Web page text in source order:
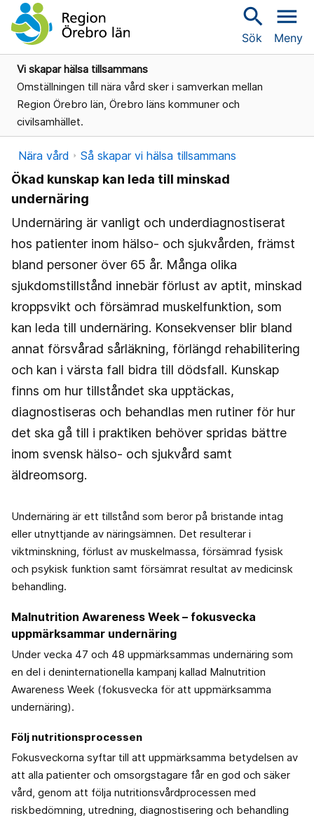
search
Sök
menu
Meny
Vi skapar hälsa tillsammans
Omställningen till nära vård sker i samverkan mellan
Region Örebro län, Örebro läns kommuner och
civilsamhället.
Nära vård Så skapar vi hälsa tillsammans
Ökad kunskap kan leda till minskad
undernäring
Undernäring är vanligt och underdiagnostiserat
hos patienter inom hälso- och sjukvården, främst
bland personer över 65 år. Många olika
sjukdomstillstånd innebär förlust av aptit, minskad
kroppsvikt och försämrad muskelfunktion, som
kan leda till undernäring. Konsekvenser blir bland
annat försvårad sårläkning, förlängd rehabilitering
och kan i värsta fall bidra till dödsfall. Kunskap
finns om hur tillståndet ska upptäckas,
diagnostiseras och behandlas men rutiner för hur
det ska gå till i praktiken behöver spridas bättre
inom svensk hälso- och sjukvård samt
äldreomsorg.
Undernäring är ett tillstånd som beror på bristande intag
eller utnyttjande av näringsämnen. Det resulterar i
viktminskning, förlust av muskelmassa, försämrad fysisk
och psykisk funktion samt försämrat resultat av medicinsk
behandling.
Malnutrition Awareness Week – fokusvecka
uppmärksammar undernäring
Under vecka 47 och 48 uppmärksammas undernäring som
en del i deninternationella kampanj kallad Malnutrition
Awareness Week (fokusvecka för att uppmärksamma
undernäring).
Följ nutritionsprocessen
Fokusveckorna syftar till att uppmärksamma betydelsen av
att alla patienter och omsorgstagare får en god och säker
vård, genom att följa nutritionsvårdprocessen med
riskbedömning, utredning, diagnostisering och behandling